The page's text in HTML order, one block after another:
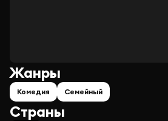
Страны
Жанры
Комедия Семейный